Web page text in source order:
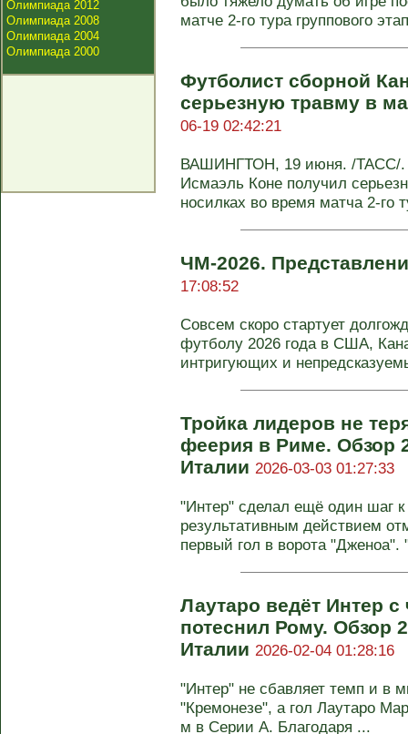
Олимпиада 2012
Олимпиада 2008
Олимпиада 2004
Олимпиада 2000
матче 2-го тура группового
Футболист сборной
серьезную травму в
06-19 02:42:21
ВАШИНГТОН, 19 июня. /ТАСС/.
Исмаэль Коне получил
носилках во время матча 2-го
ЧМ-2026.
17:08:52
Совсем скоро стартует
футболу 2026 года в США,
интригующих и
Тройка лидеров не
феерия в Риме. Обзор
Италии 2026-03-03 01:27:33
"Интер" сделал ещё один шаг
результативным действием
первый гол в ворота
Лаутаро ведёт Интер
потеснил Рому. Обзор
Италии 2026-02-04 01:28:16
"Интер" не сбавляет темп и в
"Кремонезе", а гол Лаутаро
м в Серии А. Благодаря ...